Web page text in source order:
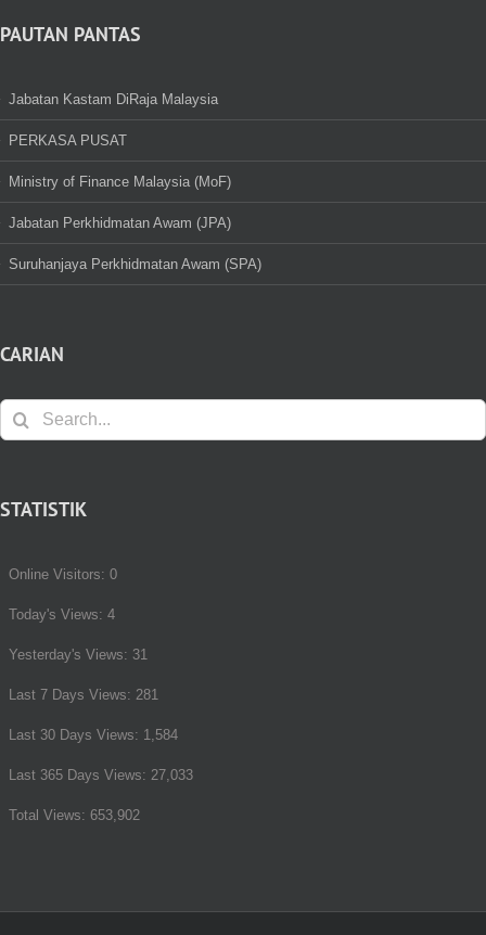
PAUTAN PANTAS
Jabatan Kastam DiRaja Malaysia
PERKASA PUSAT
Ministry of Finance Malaysia (MoF)
Jabatan Perkhidmatan Awam (JPA)
Suruhanjaya Perkhidmatan Awam (SPA)
CARIAN
Search
for:
STATISTIK
Online Visitors: 0
Today's Views: 4
Yesterday's Views: 31
Last 7 Days Views: 281
Last 30 Days Views: 1,584
Last 365 Days Views: 27,033
Total Views: 653,902